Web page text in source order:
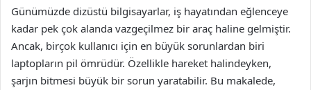
Günümüzde dizüstü bilgisayarlar, iş hayatından eğlenceye
kadar pek çok alanda vazgeçilmez bir araç haline gelmiştir.
Ancak, birçok kullanıcı için en büyük sorunlardan biri
laptopların pil ömrüdür. Özellikle hareket halindeyken,
şarjın bitmesi büyük bir sorun yaratabilir. Bu makalede,